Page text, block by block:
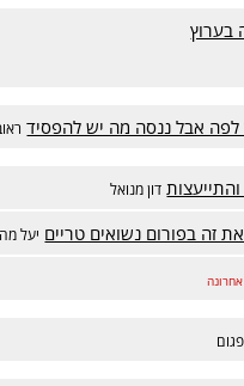
בערוץ
לפה אבל ננסה מה יש להפסיד
והתייעצות דון מנואל
זה בפורום נשואים טריים יעל
אחרונה